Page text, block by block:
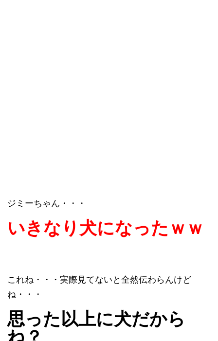
ジミーちゃん・・・
いきなり犬になったｗｗ
これね・・・実際見てないと全然伝わらんけど
ね・・・
思った以上に犬だから